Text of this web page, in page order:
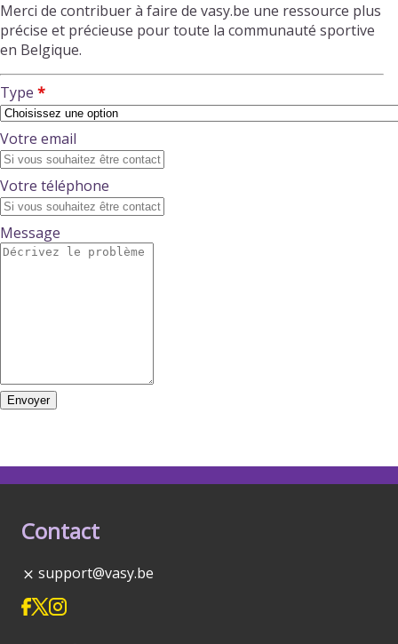
Merci de contribuer à faire de vasy.be une ressource plus
précise et précieuse pour toute la communauté sportive
en Belgique.
Type
Votre email
Votre téléphone
Message
Envoyer
Contact
support@vasy.be